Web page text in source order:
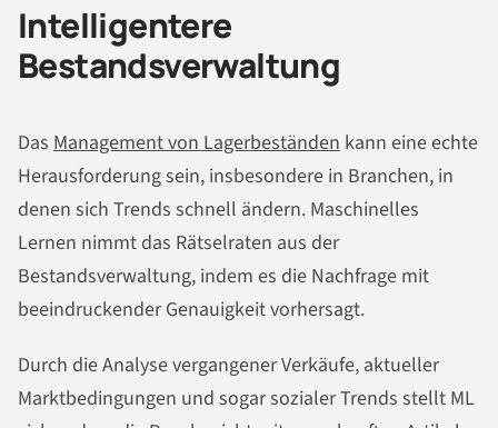
Intelligentere
Bestandsverwaltung
Das Management von Lagerbeständen kann eine echte
Herausforderung sein, insbesondere in Branchen, in
denen sich Trends schnell ändern. Maschinelles
Lernen nimmt das Rätselraten aus der
Bestandsverwaltung, indem es die Nachfrage mit
beeindruckender Genauigkeit vorhersagt.
Durch die Analyse vergangener Verkäufe, aktueller
Marktbedingungen und sogar sozialer Trends stellt ML